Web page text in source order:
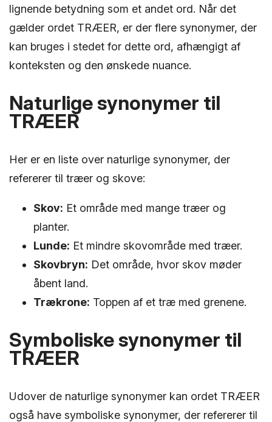
lignende betydning som et andet ord. Når det
gælder ordet TRÆER, er der flere synonymer, der
kan bruges i stedet for dette ord, afhængigt af
konteksten og den ønskede nuance.
Naturlige synonymer til
TRÆER
Her er en liste over naturlige synonymer, der
refererer til træer og skove:
Skov: Et område med mange træer og
planter.
Lunde: Et mindre skovområde med træer.
Skovbryn: Det område, hvor skov møder
åbent land.
Trækrone: Toppen af et træ med grenene.
Symboliske synonymer til
TRÆER
Udover de naturlige synonymer kan ordet TRÆER
også have symboliske synonymer, der refererer til